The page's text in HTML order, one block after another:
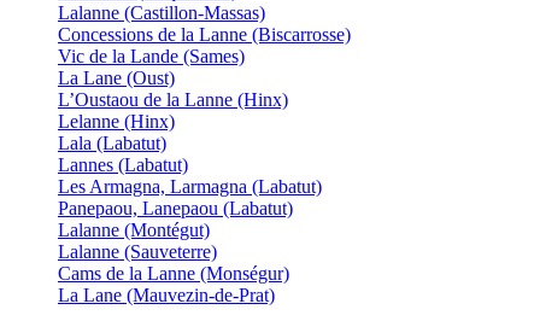
Lalanne (Castillon-Massas)
Concessions de la Lanne (Biscarrosse)
Vic de la Lande (Sames)
La Lane (Oust)
L’Oustaou de la Lanne (Hinx)
Lelanne (Hinx)
Lala (Labatut)
Lannes (Labatut)
Les Armagna, Larmagna (Labatut)
Panepaou, Lanepaou (Labatut)
Lalanne (Montégut)
Lalanne (Sauveterre)
Cams de la Lanne (Monségur)
La Lane (Mauvezin-de-Prat)